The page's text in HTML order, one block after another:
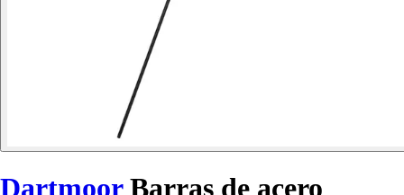
DartmoorBarras de acero